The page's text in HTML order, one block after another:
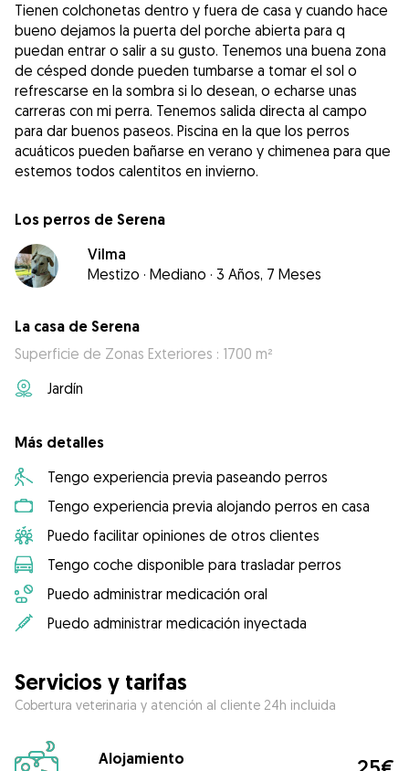
Tienen colchonetas dentro y fuera de casa y cuando hace
bueno dejamos la puerta del porche abierta para q
puedan entrar o salir a su gusto. Tenemos una buena zona
de césped donde pueden tumbarse a tomar el sol o
refrescarse en la sombra si lo desean, o echarse unas
carreras con mi perra. Tenemos salida directa al campo
para dar buenos paseos. Piscina en la que los perros
acuáticos pueden bañarse en verano y chimenea para que
estemos todos calentitos en invierno.
Los perros de Serena
Vilma
Mestizo · Mediano · 3 Años, 7 Meses
La casa de Serena
Superficie de Zonas Exteriores : 1700 m²
Jardín
Más detalles
Tengo experiencia previa paseando perros
Tengo experiencia previa alojando perros en casa
Puedo facilitar opiniones de otros clientes
Tengo coche disponible para trasladar perros
Puedo administrar medicación oral
Puedo administrar medicación inyectada
Servicios y tarifas
Cobertura veterinaria y atención al cliente 24h incluida
Alojamiento